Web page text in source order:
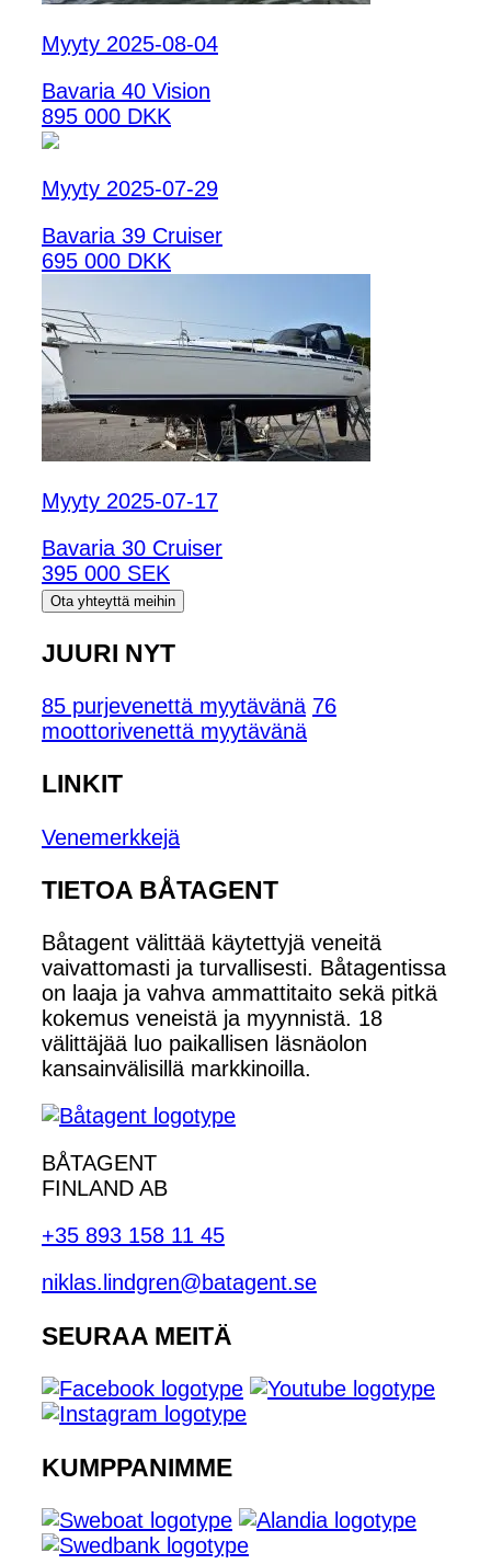
Myyty 2025-08-04
Bavaria 40 Vision
895 000 DKK
Myyty 2025-07-29
Bavaria 39 Cruiser
695 000 DKK
Myyty 2025-07-17
Bavaria 30 Cruiser
395 000 SEK
Ota yhteyttä meihin
JUURI NYT
85 purjevenettä myytävänä 76
moottorivenettä myytävänä
LINKIT
Venemerkkejä
TIETOA BÅTAGENT
Båtagent välittää käytettyjä veneitä
vaivattomasti ja turvallisesti. Båtagentissa
on laaja ja vahva ammattitaito sekä pitkä
kokemus veneistä ja myynnistä. 18
välittäjää luo paikallisen läsnäolon
kansainvälisillä markkinoilla.
BÅTAGENT
FINLAND AB
+35 893 158 11 45
niklas.lindgren@batagent.se
SEURAA MEITÄ
KUMPPANIMME